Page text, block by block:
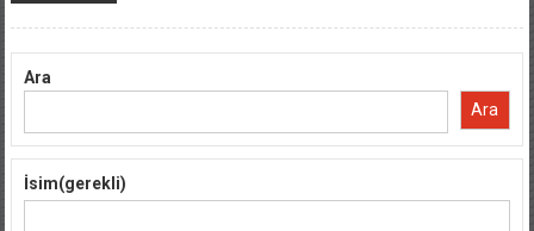
Ara
Ara
İsim(gerekli)